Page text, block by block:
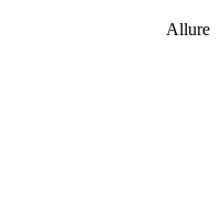
Allure